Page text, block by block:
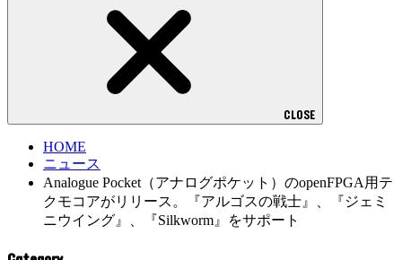
CLOSE
HOME
ニュース
Analogue Pocket（アナログポケット）のopenFPGA用テ
クモコアがリリース。『アルゴスの戦士』、『ジェミ
ニウイング』、『Silkworm』をサポート